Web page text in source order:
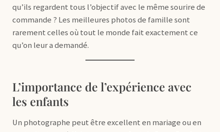
qu’ils regardent tous l’objectif avec le même sourire de
commande ? Les meilleures photos de famille sont
rarement celles où tout le monde fait exactement ce
qu’on leur a demandé.
L’importance de l’expérience avec
les enfants
Un photographe peut être excellent en mariage ou en